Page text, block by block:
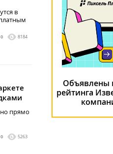
в
0 8184
прямо
0 5263
Объявлены
рейтинга